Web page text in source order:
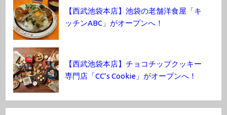
【西武池袋本店】池袋の老舗洋食屋「キ
ッチンABC」がオープンへ！
【西武池袋本店】チョコチップクッキー
専門店「CC’s Cookie」がオープンへ！